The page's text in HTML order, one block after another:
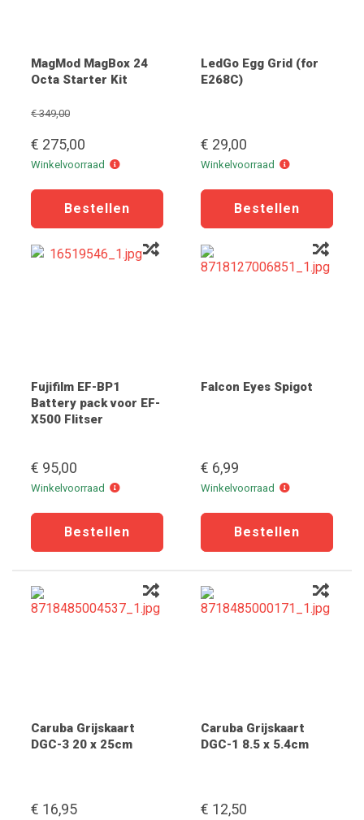
MagMod MagBox 24
Octa Starter Kit
€ 349,00
€ 275,00
Winkelvoorraad Winkelvoorraad
LedGo Egg Grid (for
E268C)
€ 29,00
Winkelvoorraad Winkelvoorraad
Fujifilm EF-BP1
Battery pack voor EF-
X500 Flitser
€ 95,00
Winkelvoorraad Winkelvoorraad
Falcon Eyes Spigot
€ 6,99
Winkelvoorraad Winkelvoorraad
Caruba Grijskaart
DGC-3 20 x 25cm
€ 16,95
Caruba Grijskaart
DGC-1 8.5 x 5.4cm
€ 12,50